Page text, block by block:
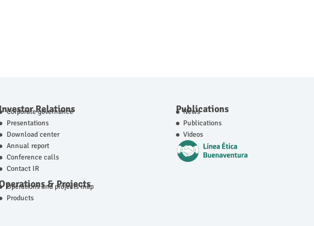
Relations
Corporate governance
Presentations
Download center
Annual report
Conference calls
Contact IR
& Projects
Operations and projects map
Products
Publications
News
Publications
Videos